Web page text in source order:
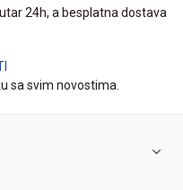
24h, a besplatna dostava
sa svim novostima.